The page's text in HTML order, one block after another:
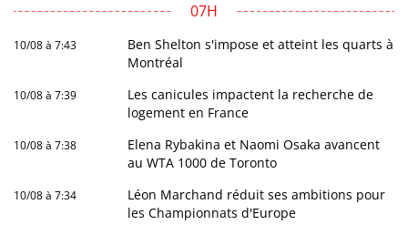
07H
10/08 à 7:43
Ben Shelton s'impose et atteint les quarts à
Montréal
10/08 à 7:39
Les canicules impactent la recherche de
logement en France
10/08 à 7:38
Elena Rybakina et Naomi Osaka avancent
au WTA 1000 de Toronto
10/08 à 7:34
Léon Marchand réduit ses ambitions pour
les Championnats d'Europe